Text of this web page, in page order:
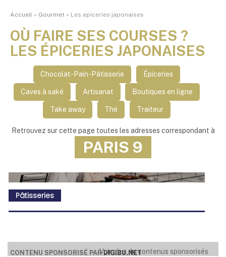
Accueil » Gourmet » Les epiceries japonaises
OÙ FAIRE SES COURSES ?
LES ÉPICERIES JAPONAISES
Chocolat-Pain-Pâtisserie Épiceries
Caves à saké Artisanat Boutiques en ligne
Take away Thé Traiteur
Retrouvez sur cette page toutes les adresses correspondant à
PARIS 9
Pâtisseries
CONTENU SPONSORISÉ PARDIGIBU.NET
Voir plus de contenus sponsorisés